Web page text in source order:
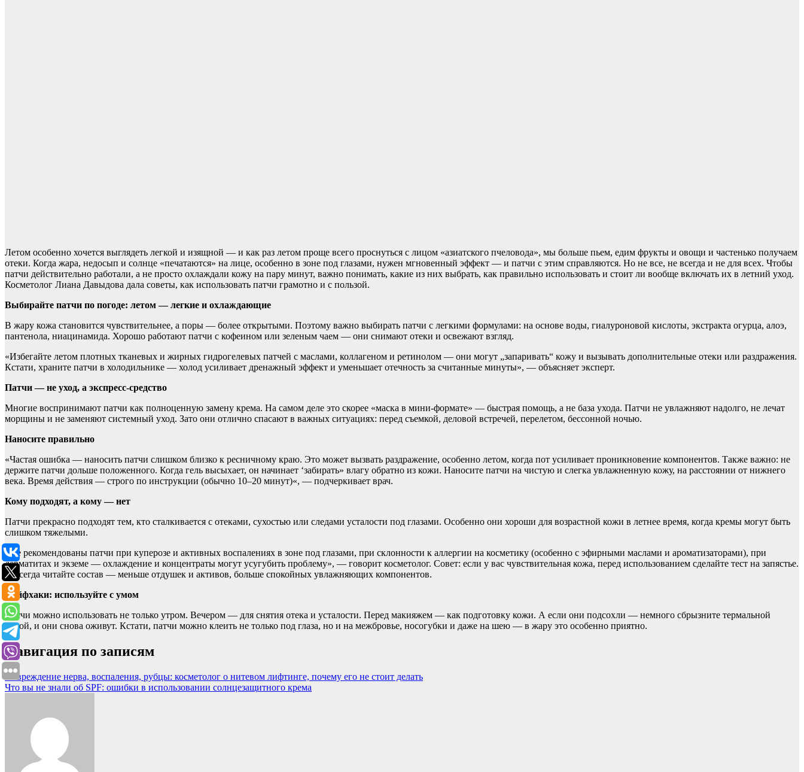
Летом особенно хочется выглядеть легкой и изящной — и как раз летом проще всего проснуться с лицом «азиатского пчеловода», мы больше пьем, едим фрукты и овощи и частенько получаем
отеки. Когда жара, недосып и солнце «печатаются» на лице, особенно в зоне под глазами, нужен мгновенный эффект — и патчи с этим справляются. Но не все, не всегда и не для всех. Чтобы
патчи действительно работали, а не просто охлаждали кожу на пару минут, важно понимать, какие из них выбрать, как правильно использовать и стоит ли вообще включать их в летний уход.
Косметолог Лиана Давыдова дала советы, как использовать патчи грамотно и с пользой.
Выбирайте патчи по погоде: летом — легкие и охлаждающие
В жару кожа становится чувствительнее, а поры — более открытыми. Поэтому важно выбирать патчи с легкими формулами: на основе воды, гиалуроновой кислоты, экстракта огурца, алоэ,
пантенола, ниацинамида. Хорошо работают патчи с кофеином или зеленым чаем — они снимают отеки и освежают взгляд.
«Избегайте летом плотных тканевых и жирных гидрогелевых патчей с маслами, коллагеном и ретинолом — они могут „запаривать“ кожу и вызывать дополнительные отеки или раздражения.
Кстати, храните патчи в холодильнике — холод усиливает дренажный эффект и уменьшает отечность за считанные минуты», — объясняет эксперт.
Патчи — не уход, а экспресс-средство
Многие воспринимают патчи как полноценную замену крема. На самом деле это скорее «маска в мини-формате» — быстрая помощь, а не база ухода. Патчи не увлажняют надолго, не лечат
морщины и не заменяют системный уход. Зато они отлично спасают в важных ситуациях: перед съемкой, деловой встречей, перелетом, бессонной ночью.
Наносите правильно
«Частая ошибка — наносить патчи слишком близко к ресничному краю. Это может вызвать раздражение, особенно летом, когда пот усиливает проникновение компонентов. Также важно: не
держите патчи дольше положенного. Когда гель высыхает, он начинает ‘забирать» влагу обратно из кожи. Наносите патчи на чистую и слегка увлажненную кожу, на расстоянии от нижнего
века. Время действия — строго по инструкции (обычно 10–20 минут)«, — подчеркивает врач.
Кому подходят, а кому — нет
Патчи прекрасно подходят тем, кто сталкивается с отеками, сухостью или следами усталости под глазами. Особенно они хороши для возрастной кожи в летнее время, когда кремы могут быть
слишком тяжелыми.
«Не рекомендованы патчи при куперозе и активных воспалениях в зоне под глазами, при склонности к аллергии на косметику (особенно с эфирными маслами и ароматизаторами), при
дерматитах и экземе — охлаждение и концентраты могут усугубить проблему», — говорит косметолог. Совет: если у вас чувствительная кожа, перед использованием сделайте тест на запястье.
И всегда читайте состав — меньше отдушек и активов, больше спокойных увлажняющих компонентов.
Лайфхаки: используйте с умом
Патчи можно использовать не только утром. Вечером — для снятия отека и усталости. Перед макияжем — как подготовку кожи. А если они подсохли — немного сбрызните термальной
водой, и они снова оживут. Кстати, патчи можно клеить не только под глаза, но и на межбровье, носогубки и даже на шею — в жару это особенно приятно.
Навигация по записям
Повреждение нерва, воспаления, рубцы: косметолог о нитевом лифтинге, почему его не стоит делать
Что вы не знали об SPF: ошибки в использовании солнцезащитного крема